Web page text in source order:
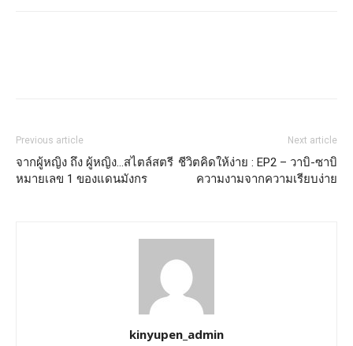
Previous article
จากผู้หญิง ถึง ผู้หญิง…สไตล์สตรี
หมายเลข 1 ของแดนมังกร
Next article
ชีวิตคิดให้ง่าย : EP2 – วาบิ-ซาบิ
ความงามจากความเรียบง่าย
kinyupen_admin